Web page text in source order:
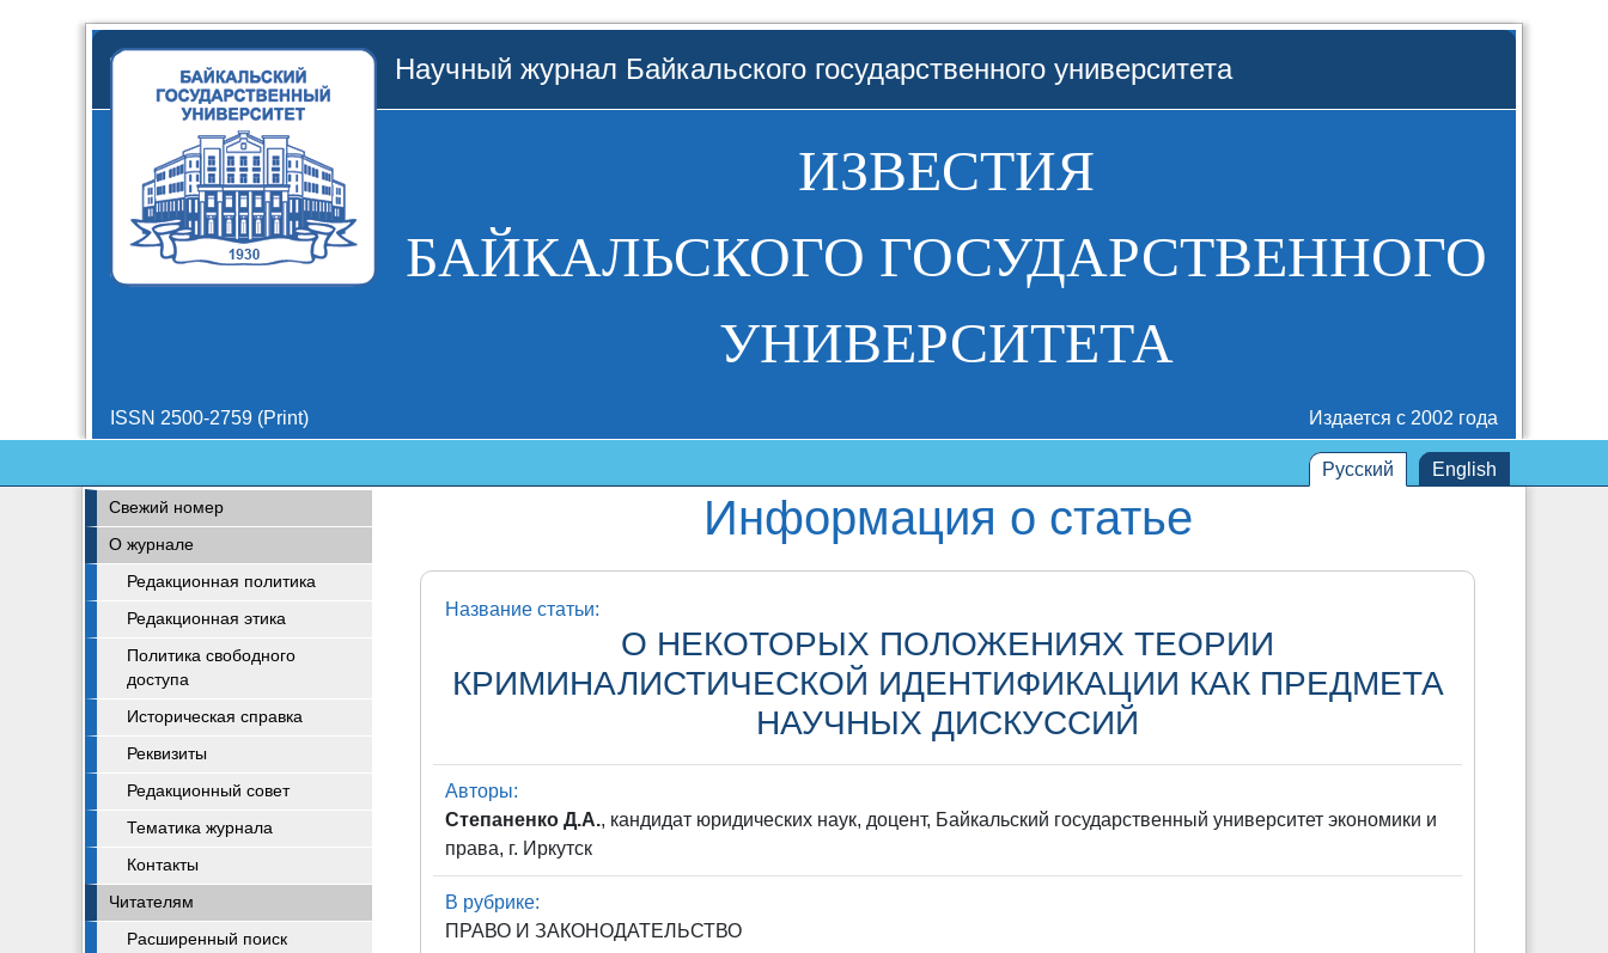
Научный журнал Байкальского государственного университета
ИЗВЕСТИЯ
БАЙКАЛЬСКОГО ГОСУДАРСТВЕННОГО
УНИВЕРСИТЕТА
ISSN 2500-2759 (Print) Издается с 2002 года
Русский English
Свежий номер
О журнале
Редакционная политика
Редакционная этика
Политика свободного
доступа
Историческая справка
Реквизиты
Редакционный совет
Тематика журнала
Контакты
Читателям
Расширенный поиск
Информация о статье
Название статьи:
О НЕКОТОРЫХ ПОЛОЖЕНИЯХ ТЕОРИИ
КРИМИНАЛИСТИЧЕСКОЙ ИДЕНТИФИКАЦИИ КАК ПРЕДМЕТА
НАУЧНЫХ ДИСКУССИЙ
Авторы:
Степаненко Д.А., кандидат юридических наук, доцент, Байкальский государственный университет экономики и
права, г. Иркутск
В рубрике:
ПРАВО И ЗАКОНОДАТЕЛЬСТВО